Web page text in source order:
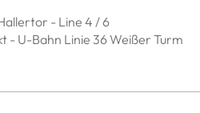
- Line 4 / 6
- U-Bahn Linie 36 Weißer Turm